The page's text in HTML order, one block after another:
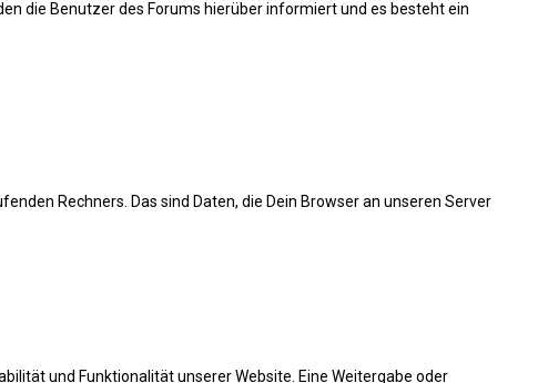
die Benutzer des Forums hierüber informiert und es besteht ein
Rechners. Das sind Daten, die Dein Browser an unseren Server
und Funktionalität unserer Website. Eine Weitergabe oder